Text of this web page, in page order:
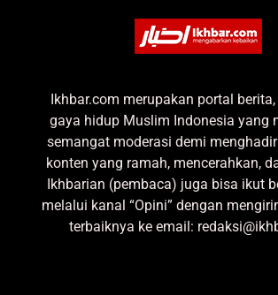
Ikhbar.com merupakan portal
gaya hidup Muslim Indonesia yang
semangat moderasi demi
konten yang ramah, mencerahkan,
Ikhbarian (pembaca) juga bisa ikut
melalui kanal “Opini” dengan
terbaiknya ke email: